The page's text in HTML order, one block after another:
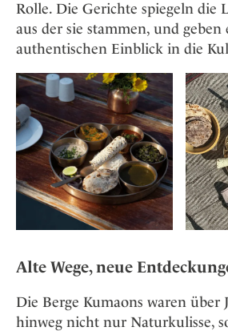
Rolle. Die Gerichte spiegeln die
aus der sie stammen, und geben
authentischen Einblick in die
Alte Wege, neue
Die Berge Kumaons waren über
hinweg nicht nur Naturkulisse,